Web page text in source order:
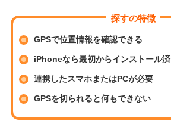
探すの特徴
GPSで位置情報を確認できる
iPhoneなら最初からインストール済
連携したスマホまたはPCが必要
GPSを切られると何もできない